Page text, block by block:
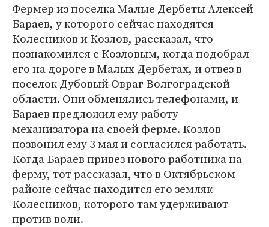
Фермер из поселка Малые Дербеты Алексей
Бараев, у которого сейчас находятся
Колесников и Козлов, рассказал, что
познакомился с Козловым, когда подобрал
его на дороге в Малых Дербетах, и отвез в
поселок Дубовый Овраг Волгоградской
области. Они обменялись телефонами, и
Бараев предложил ему работу
механизатора на своей ферме. Козлов
позвонил ему 3 мая и согласился работать.
Когда Бараев привез нового работника на
ферму, тот рассказал, что в Октябрьском
районе сейчас находится его земляк
Колесников, которого там удерживают
против воли.